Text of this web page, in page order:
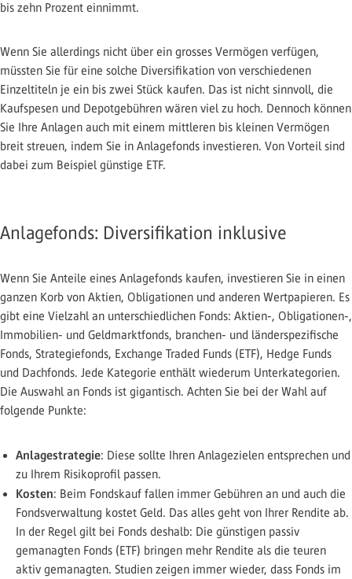
bis zehn Prozent einnimmt.
Wenn Sie allerdings nicht über ein grosses Vermögen verfügen,
müssten Sie für eine solche Diversifikation von verschiedenen
Einzeltiteln je ein bis zwei Stück kaufen. Das ist nicht sinnvoll, die
Kaufspesen und Depotgebühren wären viel zu hoch. Dennoch können
Sie Ihre Anlagen auch mit einem mittleren bis kleinen Vermögen
breit streuen, indem Sie in Anlagefonds investieren. Von Vorteil sind
dabei zum Beispiel günstige ETF.
Anlagefonds: Diversifikation inklusive
Wenn Sie Anteile eines Anlagefonds kaufen, investieren Sie in einen
ganzen Korb von Aktien, Obligationen und anderen Wertpapieren. Es
gibt eine Vielzahl an unterschiedlichen Fonds: Aktien-, Obligationen-,
Immobilien- und Geldmarktfonds, branchen- und länderspezifische
Fonds, Strategiefonds, Exchange Traded Funds (ETF), Hedge Funds
und Dachfonds. Jede Kategorie enthält wiederum Unterkategorien.
Die Auswahl an Fonds ist gigantisch. Achten Sie bei der Wahl auf
folgende Punkte:
Anlagestrategie: Diese sollte Ihren Anlagezielen entsprechen und
zu Ihrem Risikoprofil passen.
Kosten: Beim Fondskauf fallen immer Gebühren an und auch die
Fondsverwaltung kostet Geld. Das alles geht von Ihrer Rendite ab.
In der Regel gilt bei Fonds deshalb: Die günstigen passiv
gemanagten Fonds (ETF) bringen mehr Rendite als die teuren
aktiv gemanagten. Studien zeigen immer wieder, dass Fonds im